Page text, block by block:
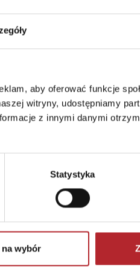
aby oferować funkcje
witryny, udostępniamy
z innymi danymi
Statystyka
wybór